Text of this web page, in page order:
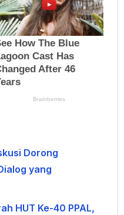
Dorong
yang
HUT Ke-40 PPAL,